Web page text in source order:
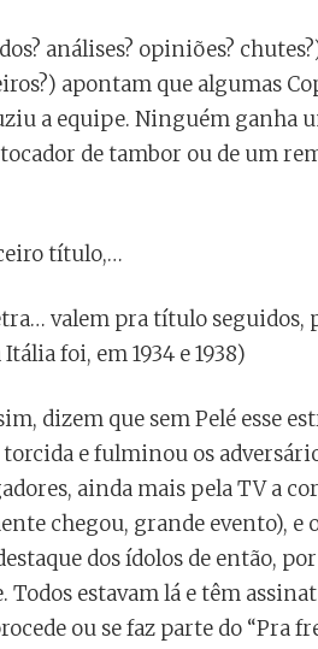
análises? opiniões?
apontam que algumas
a equipe. Ninguém ganha
de tambor ou de um
título,…
valem pra título seguidos,
foi, em 1934 e 1938)
dizem que sem Pelé esse
e fulminou os
ainda mais pela TV a
chegou, grande evento), e
dos ídolos de então,
Todos estavam lá e têm
ou se faz parte do “Pra